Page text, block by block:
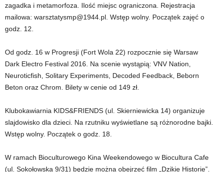
zagadka i metamorfoza. Ilość miejsc ograniczona. Rejestracja
mailowa: warsztatysmp@1944.pl. Wstęp wolny. Początek zajęć o
godz. 12.
Od godz. 16 w Progresji (Fort Wola 22) rozpocznie się Warsaw
Dark Electro Festival 2016. Na scenie wystąpią: VNV Nation,
Neuroticfish, Solitary Experiments, Decoded Feedback, Beborn
Beton oraz Chrom. Bilety w cenie od 149 zł.
Klubokawiarnia KIDS&FRIENDS (ul. Skierniewicka 14) organizuje
slajdowisko dla dzieci. Na rzutniku wyświetlane są różnorodne bajki.
Wstęp wolny. Początek o godz. 18.
W ramach Bioculturowego Kina Weekendowego w Biocultura Cafe
(ul. Sokołowska 9/31) będzie można obejrzeć film „Dzikie Historie”.